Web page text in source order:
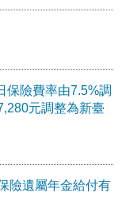
保險費率由7.5%調
元調整為新臺
險遺屬年金給付有